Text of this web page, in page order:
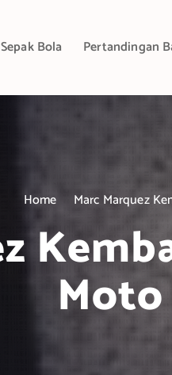
Bola Pertandingan
Home Marc Marquez